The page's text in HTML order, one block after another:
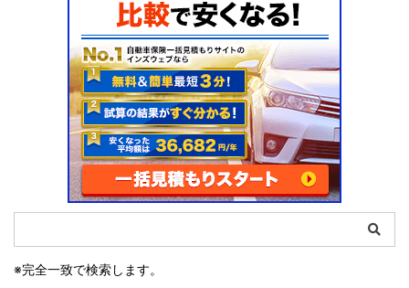
※完全一致で検索します。